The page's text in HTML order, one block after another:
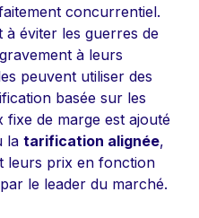
concurrentiel.
éviter les guerres de
à leurs
peuvent utiliser des
basée sur les
de marge est ajouté
la tarification alignée,
leurs prix en fonction
le leader du marché.